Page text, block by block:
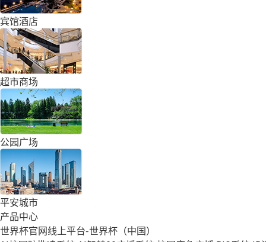
宾馆酒店
超市商场
公园广场
平安城市
产品中心
世界杯官网线上平台-世界杯（中国）